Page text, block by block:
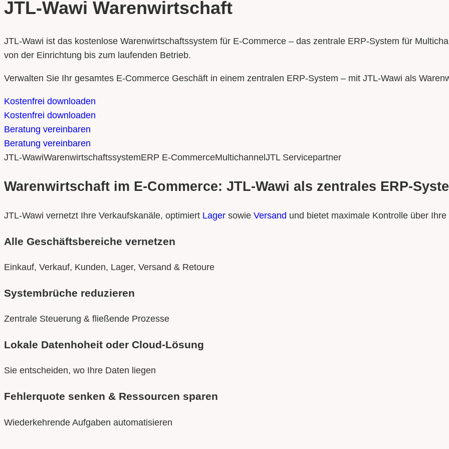
JTL-Wawi Warenwirtschaft
JTL-Wawi ist das kostenlose Warenwirtschaftssystem für E-Commerce – das zentrale ERP-System für
von der Einrichtung bis zum laufenden Betrieb.
Verwalten Sie Ihr gesamtes E-Commerce Geschäft in einem zentralen ERP-System – mit JTL-Wawi als
Kostenfrei downloaden
Kostenfrei downloaden
Beratung vereinbaren
Beratung vereinbaren
JTL-WawiWarenwirtschaftssystemERP E-CommerceMultichannel JTL Servicepartner
Warenwirtschaft im E-Commerce: JTL-Wawi als zentrales ERP-
JTL-Wawi vernetzt Ihre Verkaufskanäle, optimiert Lager sowie Versand und bietet maximale Kontrolle über
Alle Geschäftsbereiche vernetzen
Einkauf, Verkauf, Kunden, Lager, Versand & Retoure
Systembrüche reduzieren
Zentrale Steuerung & fließende Prozesse
Lokale Datenhoheit oder Cloud-Lösung
Sie entscheiden, wo Ihre Daten liegen
Fehlerquote senken & Ressourcen sparen
Wiederkehrende Aufgaben automatisieren